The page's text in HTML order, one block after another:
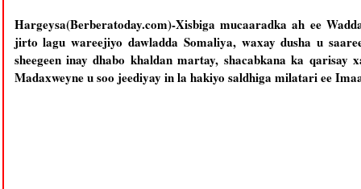
Hargeysa(Berberatoday.com)-Xisbiga mucaaradka ah ee
jirto lagu wareejiyo dawladda Somaliya, waxay dusha u
sheegeen inay dhabo khaldan martay, shacabkana ka
Madaxweyne u soo jeediyay in la hakiyo saldhiga milatari ee